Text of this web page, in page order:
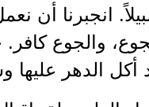
انجبرنا أن
والجوع
أكل الدهر عليها